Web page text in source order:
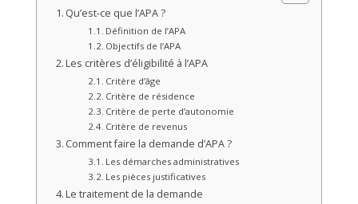
Qu’est-ce que l’APA ?
Définition de l’APA
Objectifs de l’APA
Les critères d’éligibilité à l’APA
Critère d’âge
Critère de résidence
Critère de perte d’autonomie
Critère de revenus
Comment faire la demande d’APA ?
Les démarches administratives
Les pièces justificatives
Le traitement de la demande